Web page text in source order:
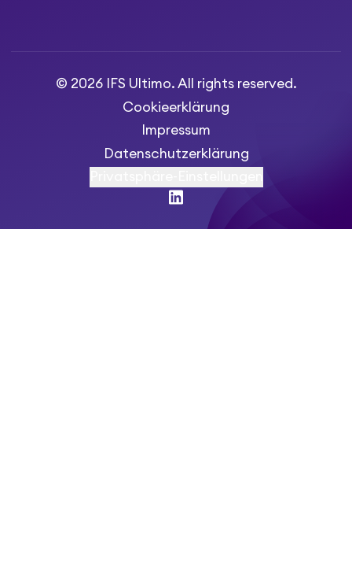
© 2026 IFS Ultimo. All rights reserved.
Cookieerklärung
Impressum
Datenschutzerklärung